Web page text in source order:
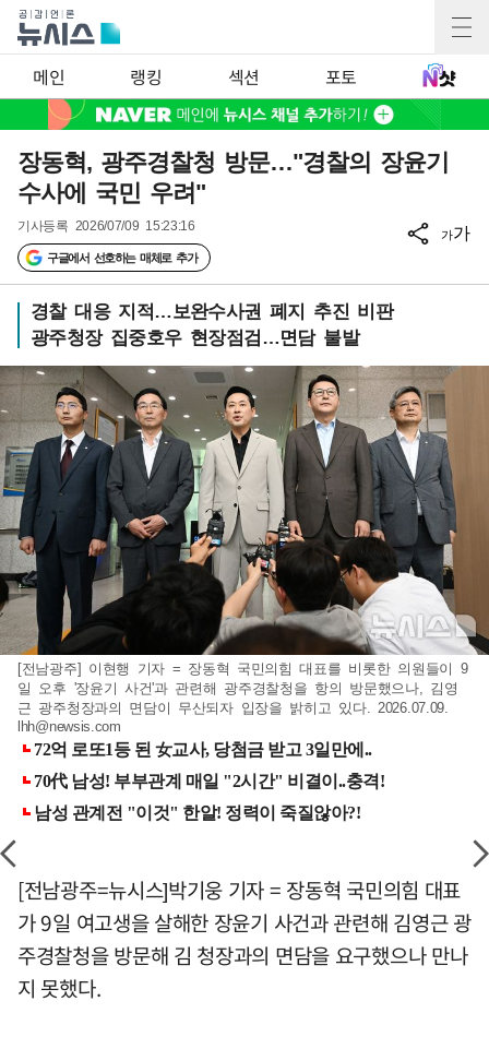
메인 랭킹 섹션 포토
장동혁, 광주경찰청 방문…"경찰의 장윤기
수사에 국민 우려"
기사등록 2026/07/09 15:23:16
구글에서 선호하는 매체로 추가
가가
경찰 대응 지적…보완수사권 폐지 추진 비판
광주청장 집중호우 현장점검…면담 불발
[전남광주] 이현행 기자 = 장동혁 국민의힘 대표를 비롯한 의원들이 9
일 오후 '장윤기 사건'과 관련해 광주경찰청을 항의 방문했으나, 김영
근 광주청장과의 면담이 무산되자 입장을 밝히고 있다. 2026.07.09.
lhh@newsis.com
[전남광주=뉴시스]박기웅 기자 = 장동혁 국민의힘 대표
가 9일 여고생을 살해한 장윤기 사건과 관련해 김영근 광
주경찰청을 방문해 김 청장과의 면담을 요구했으나 만나
지 못했다.